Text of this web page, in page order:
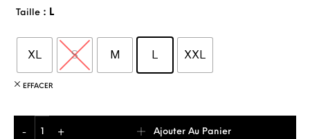
Taille : L
XL S M L XXL
EFFACER
-
+
Ajouter Au Panier